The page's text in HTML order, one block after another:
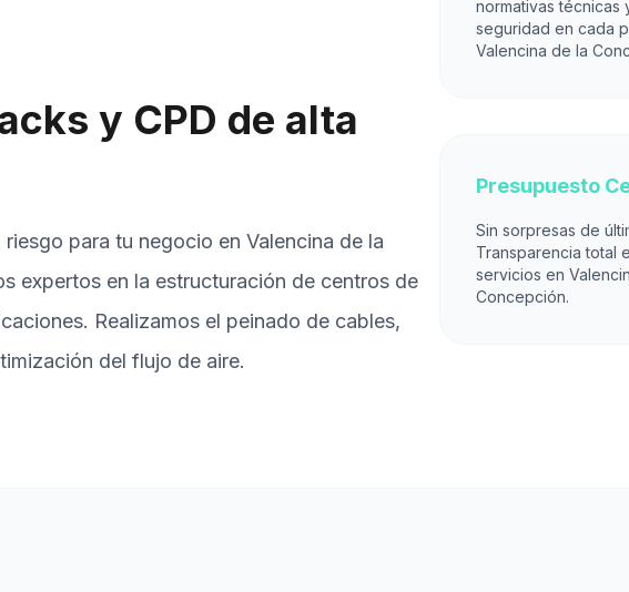
y CPD de alta
para tu negocio en Valencina de la
expertos en la estructuración de centros de
Realizamos el peinado de cables,
del flujo de aire.
normativas técnicas
seguridad en cada
Valencina de la
Presupuesto
Sin sorpresas de
Transparencia total
servicios en
Concepción.